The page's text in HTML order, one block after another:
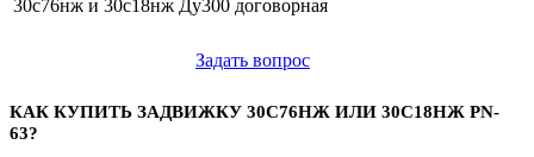
30с76нж и 30с18нж Ду300 договорная
Задать вопрос
КАК КУПИТЬ ЗАДВИЖКУ 30С76НЖ ИЛИ 30С18НЖ PN-
63?